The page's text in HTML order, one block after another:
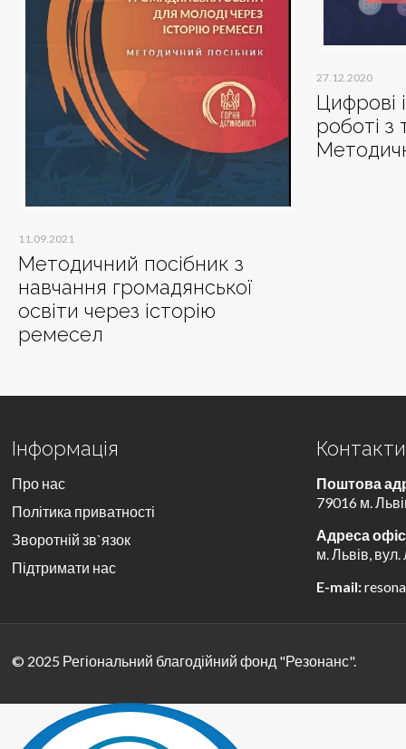
11.09.2021
Методичний посібник з
навчання громадянської
освіти через історію
ремесел
27.12.2020
Цифрові
роботі
Інформація
Про нас
Політика приватності
Зворотній зв`язок
Підтримати нас
Контакти
Поштова
79016 м.
Адреса
м. Львів,
E-mail:
© 2025 Регіональний благодійний фонд "Резонанс".